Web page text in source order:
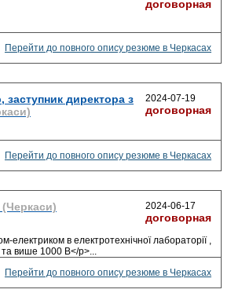
договорная
Перейти до повного опису резюме в Черкасах
заступник директора з
2024-07-19
договорная
Перейти до повного опису резюме в Черкасах
(Черкаси) 2024-06-17
договорная
електриком в електротехнічної лабораторії ,
та више 1000 В</p>...
Перейти до повного опису резюме в Черкасах